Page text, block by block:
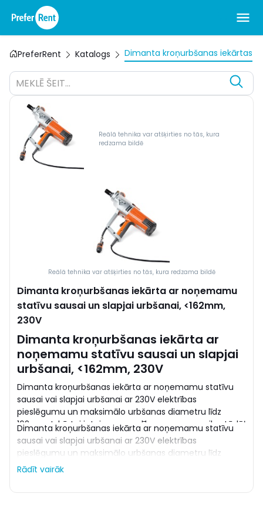
PreferRent Katalogs Dimanta kroņurbšanas iekārtas
MEKLĒ ŠEIT...
Reālā tehnika var atšķirties no tās, kura
redzama bildē
Reālā tehnika var atšķirties no tās, kura redzama bildē
Dimanta kroņurbšanas iekārta ar noņemamu
statīvu sausai un slapjai urbšanai, <162mm,
230V
Dimanta kroņurbšanas iekārta ar
noņemamu statīvu sausai un slapjai
urbšanai, <162mm, 230V
Dimanta kroņurbšanas iekārta ar noņemamu statīvu
sausai vai slapjai urbšanai ar 230V elektrības
pieslēgumu un maksimālo urbšanas diametru līdz
162mm. Iekārtai ir teicama vadība un ergonomika, tādēļ
var tikt izmantota manuālajai urbšanai ar kroņurbi līdz
82 mm diametrā, vai statīvā ar kroņurbi līdz 162mm
cauruļu, elektrības rozešu un kabeļu šahtu ierīkošanas
Dimanta kroņurbšanas iekārta ar noņemamu statīvu
sausai vai slapjai urbšanai ar 230V elektrības
pieslēgumu un maksimālo urbšanas diametru līdz
162mm. Iekārtai ir teicama vadība un ergonomika, tādēļ
Rādīt vairāk